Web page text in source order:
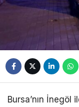
Bursa’nın